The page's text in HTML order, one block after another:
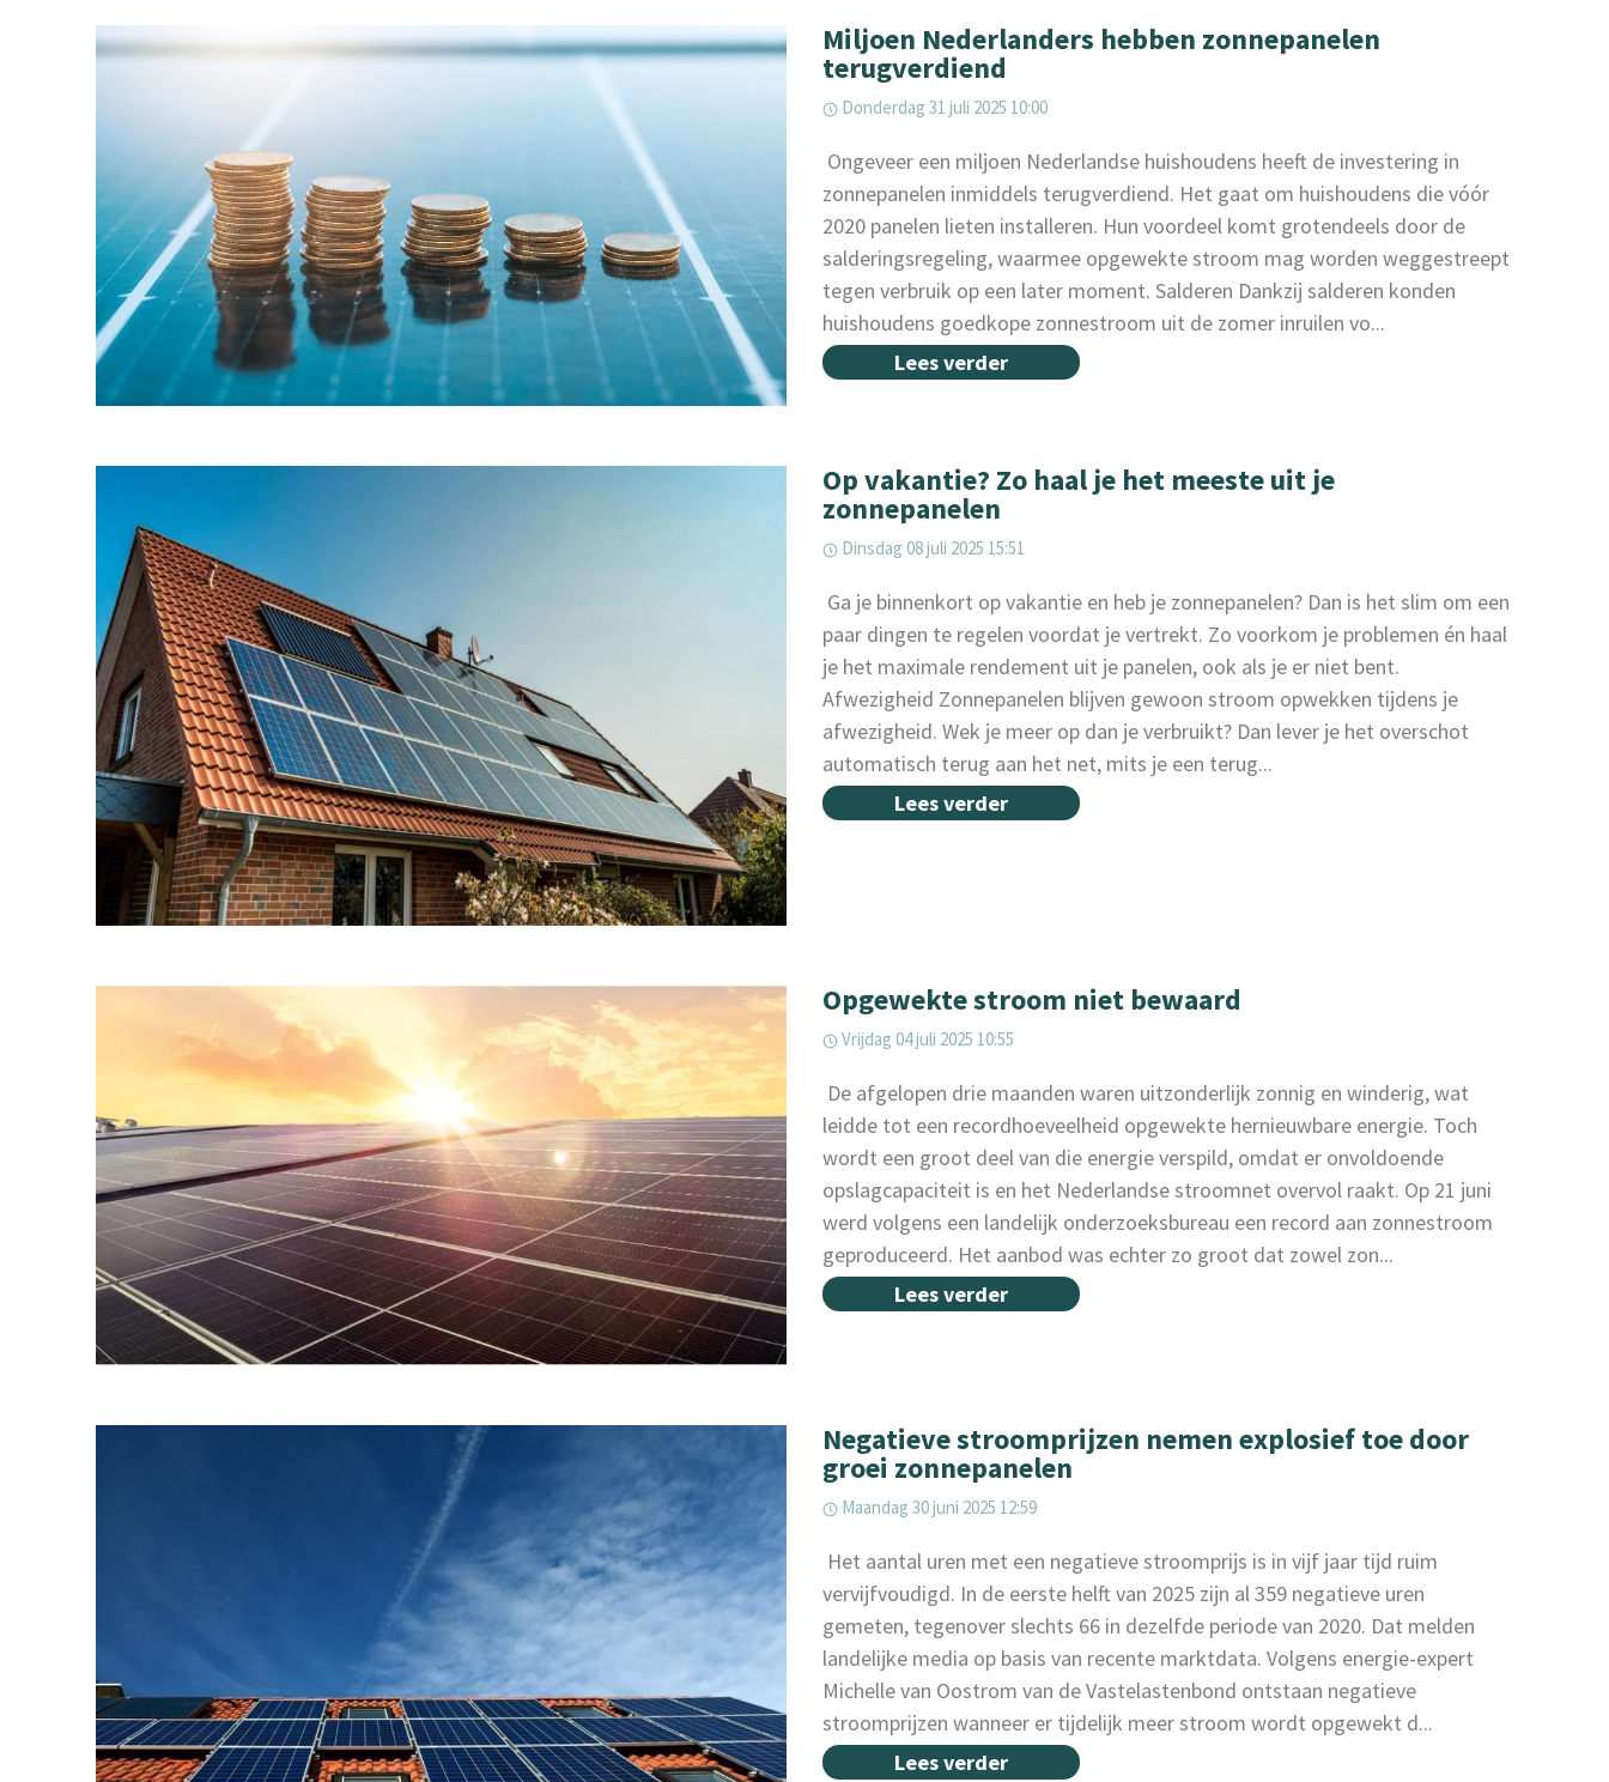
Miljoen Nederlanders hebben zonnepanelen
terugverdiend
Donderdag 31 juli 2025 10:00
‌ Ongeveer een miljoen Nederlandse huishoudens heeft de investering in
zonnepanelen inmiddels terugverdiend. Het gaat om huishoudens die vóór
2020 panelen lieten installeren. Hun voordeel komt grotendeels door de
salderingsregeling, waarmee opgewekte stroom mag worden weggestreept
tegen verbruik op een later moment. Salderen Dankzij salderen konden
huishoudens goedkope zonnestroom uit de zomer inruilen vo...
Lees verder
Op vakantie? Zo haal je het meeste uit je
zonnepanelen
Dinsdag 08 juli 2025 15:51
‌ Ga je binnenkort op vakantie en heb je zonnepanelen? Dan is het slim om een
paar dingen te regelen voordat je vertrekt. Zo voorkom je problemen én haal
je het maximale rendement uit je panelen, ook als je er niet bent.
Afwezigheid Zonnepanelen blijven gewoon stroom opwekken tijdens je
afwezigheid. Wek je meer op dan je verbruikt? Dan lever je het overschot
automatisch terug aan het net, mits je een terug...
Lees verder
Opgewekte stroom niet bewaard
Vrijdag 04 juli 2025 10:55
‌ De afgelopen drie maanden waren uitzonderlijk zonnig en winderig, wat
leidde tot een recordhoeveelheid opgewekte hernieuwbare energie. Toch
wordt een groot deel van die energie verspild, omdat er onvoldoende
opslagcapaciteit is en het Nederlandse stroomnet overvol raakt. Op 21 juni
werd volgens een landelijk onderzoeksbureau een record aan zonnestroom
geproduceerd. Het aanbod was echter zo groot dat zowel zon...
Lees verder
Negatieve stroomprijzen nemen explosief toe door
groei zonnepanelen
Maandag 30 juni 2025 12:59
‌ Het aantal uren met een negatieve stroomprijs is in vijf jaar tijd ruim
vervijfvoudigd. In de eerste helft van 2025 zijn al 359 negatieve uren
gemeten, tegenover slechts 66 in dezelfde periode van 2020. Dat melden
landelijke media op basis van recente marktdata. Volgens energie-expert
Michelle van Oostrom van de Vastelastenbond ontstaan negatieve
stroomprijzen wanneer er tijdelijk meer stroom wordt opgewekt d...
Lees verder